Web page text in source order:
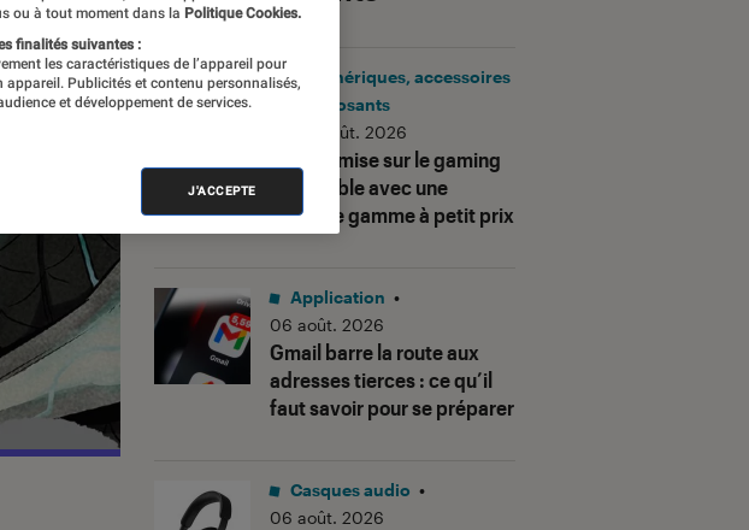
Corsair mise sur le gaming
accessible avec une
nouvelle gamme à petit prix
Périphériques, accessoires
et composants
06 août. 2026
Gmail barre la route aux
adresses tierces : ce qu’il
faut savoir pour se préparer
Application •
06 août. 2026
Casques audio •
06 août. 2026
ou à tout moment dans la Politique Cookies.
finalités suivantes :
les caractéristiques de l’appareil pour
Publicités et contenu personnalisés,
et développement de services.
J'ACCEPTE